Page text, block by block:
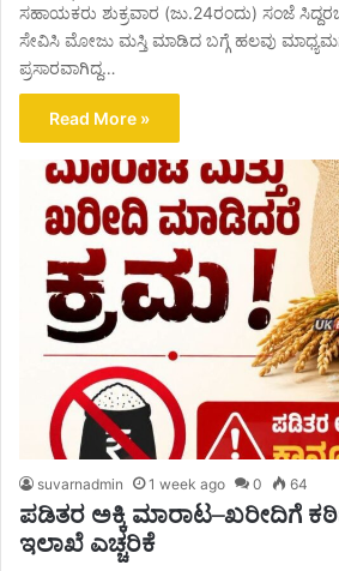
ಸಹಾಯಕರು ಶುಕ್ರವಾರ (ಜು.24ರಂದು) ಸಂಜೆ
ಸೇವಿಸಿ ಮೋಜು ಮಸ್ತಿ ಮಾಡಿದ ಬಗ್ಗೆ ಹಲವು
ಪ್ರಸಾರವಾಗಿದ್ದ…
Read More »
suvarnadmin 1 week ago 0 64
ಪಡಿತರ ಅಕ್ಕಿ ಮಾರಾಟ–ಖರೀದಿಗೆ
ಇಲಾಖೆ ಎಚ್ಚರಿಕೆ